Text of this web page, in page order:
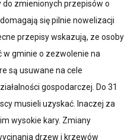
zmienionych przepisów o
się pilnie nowelizacji
przepisy wskazują, ze osoby
gminie o zezwolenie na
są usuwane na cele
gospodarczej. Do 31
musieli uzyskać. Inaczej za
wysokie kary. Zmiany
drzew i krzewów